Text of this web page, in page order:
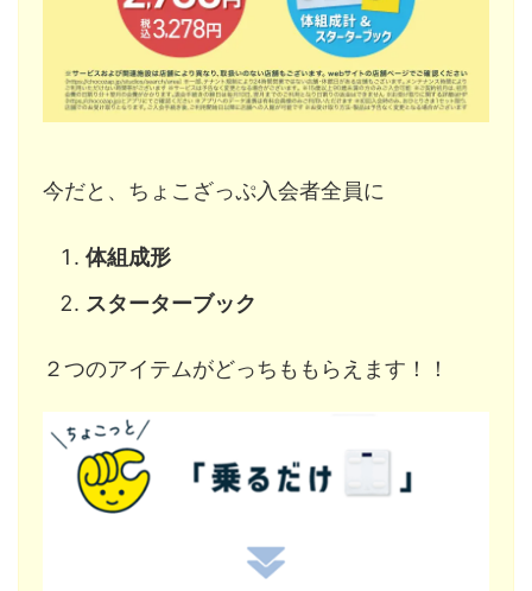
今だと、ちょこざっぷ入会者全員に
体組成形
スターターブック
２つのアイテムがどっちももらえます！！